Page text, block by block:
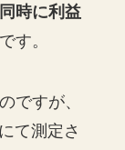
時に利益
す。
ですが、
て測定さ